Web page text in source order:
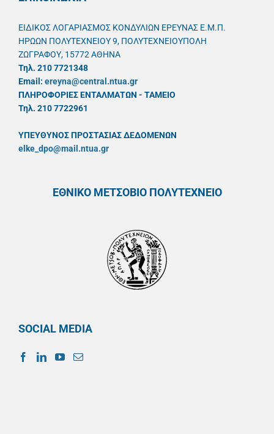
ΕΙΔΙΚΟΣ ΛΟΓΑΡΙΑΣΜΟΣ ΚΟΝΔΥΛΙΩΝ ΕΡΕΥΝΑΣ Ε.Μ.Π.
ΗΡΩΩΝ ΠΟΛΥΤΕΧΝΕΙΟΥ 9, ΠΟΛΥΤΕΧΝΕΙΟΥΠΟΛΗ
ΖΩΓΡΑΦΟΥ, 15772 ΑΘΗΝΑ
Τηλ. 210 7721348
Email: ereyna@central.ntua.gr
ΠΛΗΡΟΦΟΡΙΕΣ ΕΝΤΑΛΜΑΤΩΝ - ΤΑΜΕΙΟ
Τηλ. 210 7722961
ΥΠΕΥΘYΝΟΣ ΠΡΟΣΤΑΣΙΑΣ ΔΕΔΟΜΕΝΩΝ
elke_dpo@mail.ntua.gr
ΕΘΝΙΚΟ ΜΕΤΣΟΒΙΟ ΠΟΛΥΤΕΧΝΕΙΟ
SOCIAL MEDIA